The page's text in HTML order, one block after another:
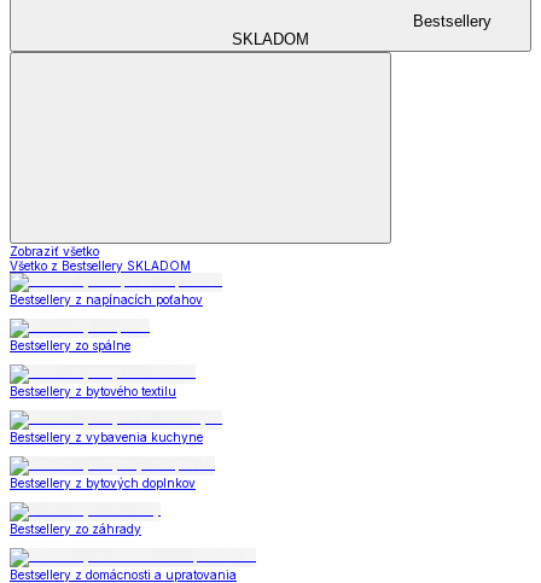
Bestsellery
SKLADOM
Zobraziť všetko
Všetko z Bestsellery SKLADOM
Bestsellery z napínacích poťahov
Bestsellery zo spálne
Bestsellery z bytového textilu
Bestsellery z vybavenia kuchyne
Bestsellery z bytových doplnkov
Bestsellery zo záhrady
Bestsellery z domácnosti a upratovania